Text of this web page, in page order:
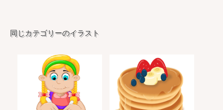
同じカテゴリーのイラスト